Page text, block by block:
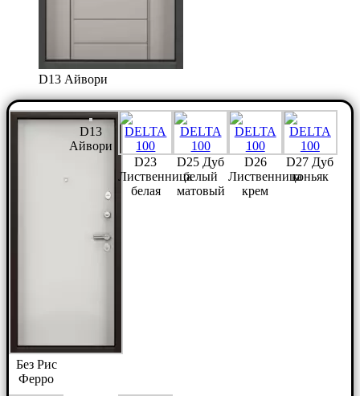
D13 Айвори
Без Рис
Ферро
D13
Айвори
D23
Лиственница
белая
D25 Дуб
белый
матовый
D26
Лиственница
крем
D27 Дуб
коньяк